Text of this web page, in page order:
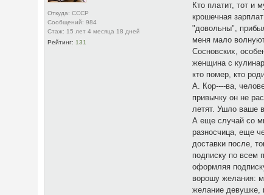
Откуда: СССР
Сообщений: 984
Стаж: 15 лет 4 месяца 18 дней
Рейтинг: 131
Кто платит, тот и
крошечная
"довольны",
меня мало
Сосновских,
женщина с
кто помер, кто
А. Кор----ва,
привычку он не
летят. Ушло ваше
А еще случай со
разносчица, еще
доставки после,
подписку по всем
оформляя
ворошу желания:
желание девушке,